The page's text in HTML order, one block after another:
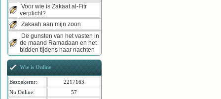
Voor wie is Zakaat al-Fitr
verplicht?
Zakaah aan mijn zoon
De gunsten van het vasten in
de maand Ramadaan en het
bidden tijdens haar nachten
Wie is Online
Bezoekernr:
2217163
Nu Online:
57